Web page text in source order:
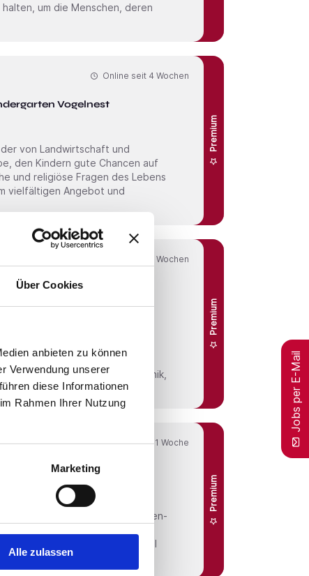
Über Cookies
anbieten zu können
Verwendung unserer
diese Informationen
Rahmen Ihrer Nutzung
Marketing
Alle zulassen
um die Menschen, deren
Vogelnest
Premium
Online seit 4 Wochen
von Landwirtschaft und
den Kindern gute Chancen auf
und religiöse Fragen des Lebens
vielfältigen Angebot und
Premium
4 Wochen
und ästhetischem
30-köpfiges
namhafte Kunden aus Elektronik,
Premium
Online seit1 Woche
und qualifizierten
Jobs per E-Mail